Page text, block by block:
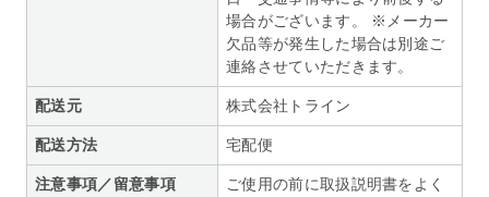
場合がございます。 ※メーカー
欠品等が発生した場合は別途ご
連絡させていただきます。
配送元 株式会社トライン
配送方法 宅配便
注意事項／留意事項
ご使用の前に取扱説明書をよく